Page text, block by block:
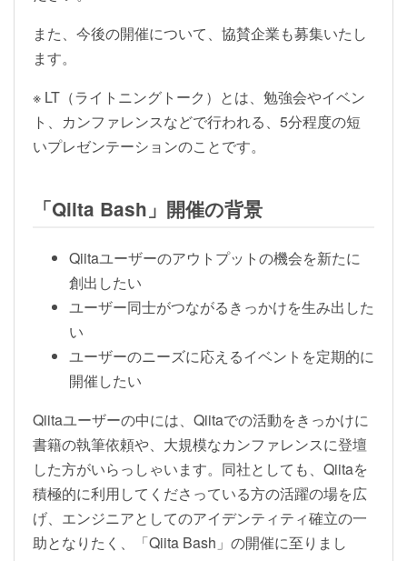
また、今後の開催について、協賛企業も募集いたし
ます。
※ LT（ライトニングトーク）とは、勉強会やイベン
ト、カンファレンスなどで行われる、5分程度の短
いプレゼンテーションのことです。
「Qiita Bash」開催の背景
Qiitaユーザーのアウトプットの機会を新たに
創出したい
ユーザー同士がつながるきっかけを生み出した
い
ユーザーのニーズに応えるイベントを定期的に
開催したい
Qiitaユーザーの中には、Qiitaでの活動をきっかけに
書籍の執筆依頼や、大規模なカンファレンスに登壇
した方がいらっしゃいます。同社としても、Qiitaを
積極的に利用してくださっている方の活躍の場を広
げ、エンジニアとしてのアイデンティティ確立の一
助となりたく、「Qiita Bash」の開催に至りまし